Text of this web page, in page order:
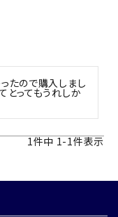
たので購入しまし
とってもうれしか
1件中 1-1件表示